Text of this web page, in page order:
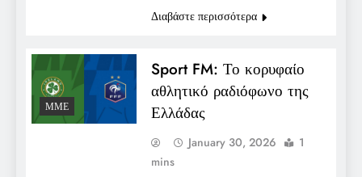
Διαβάστε περισσότερα
ΜΜΕ
Sport FM: Το κορυφαίο
αθλητικό ραδιόφωνο της
Ελλάδας
January 30, 2026
1
mins